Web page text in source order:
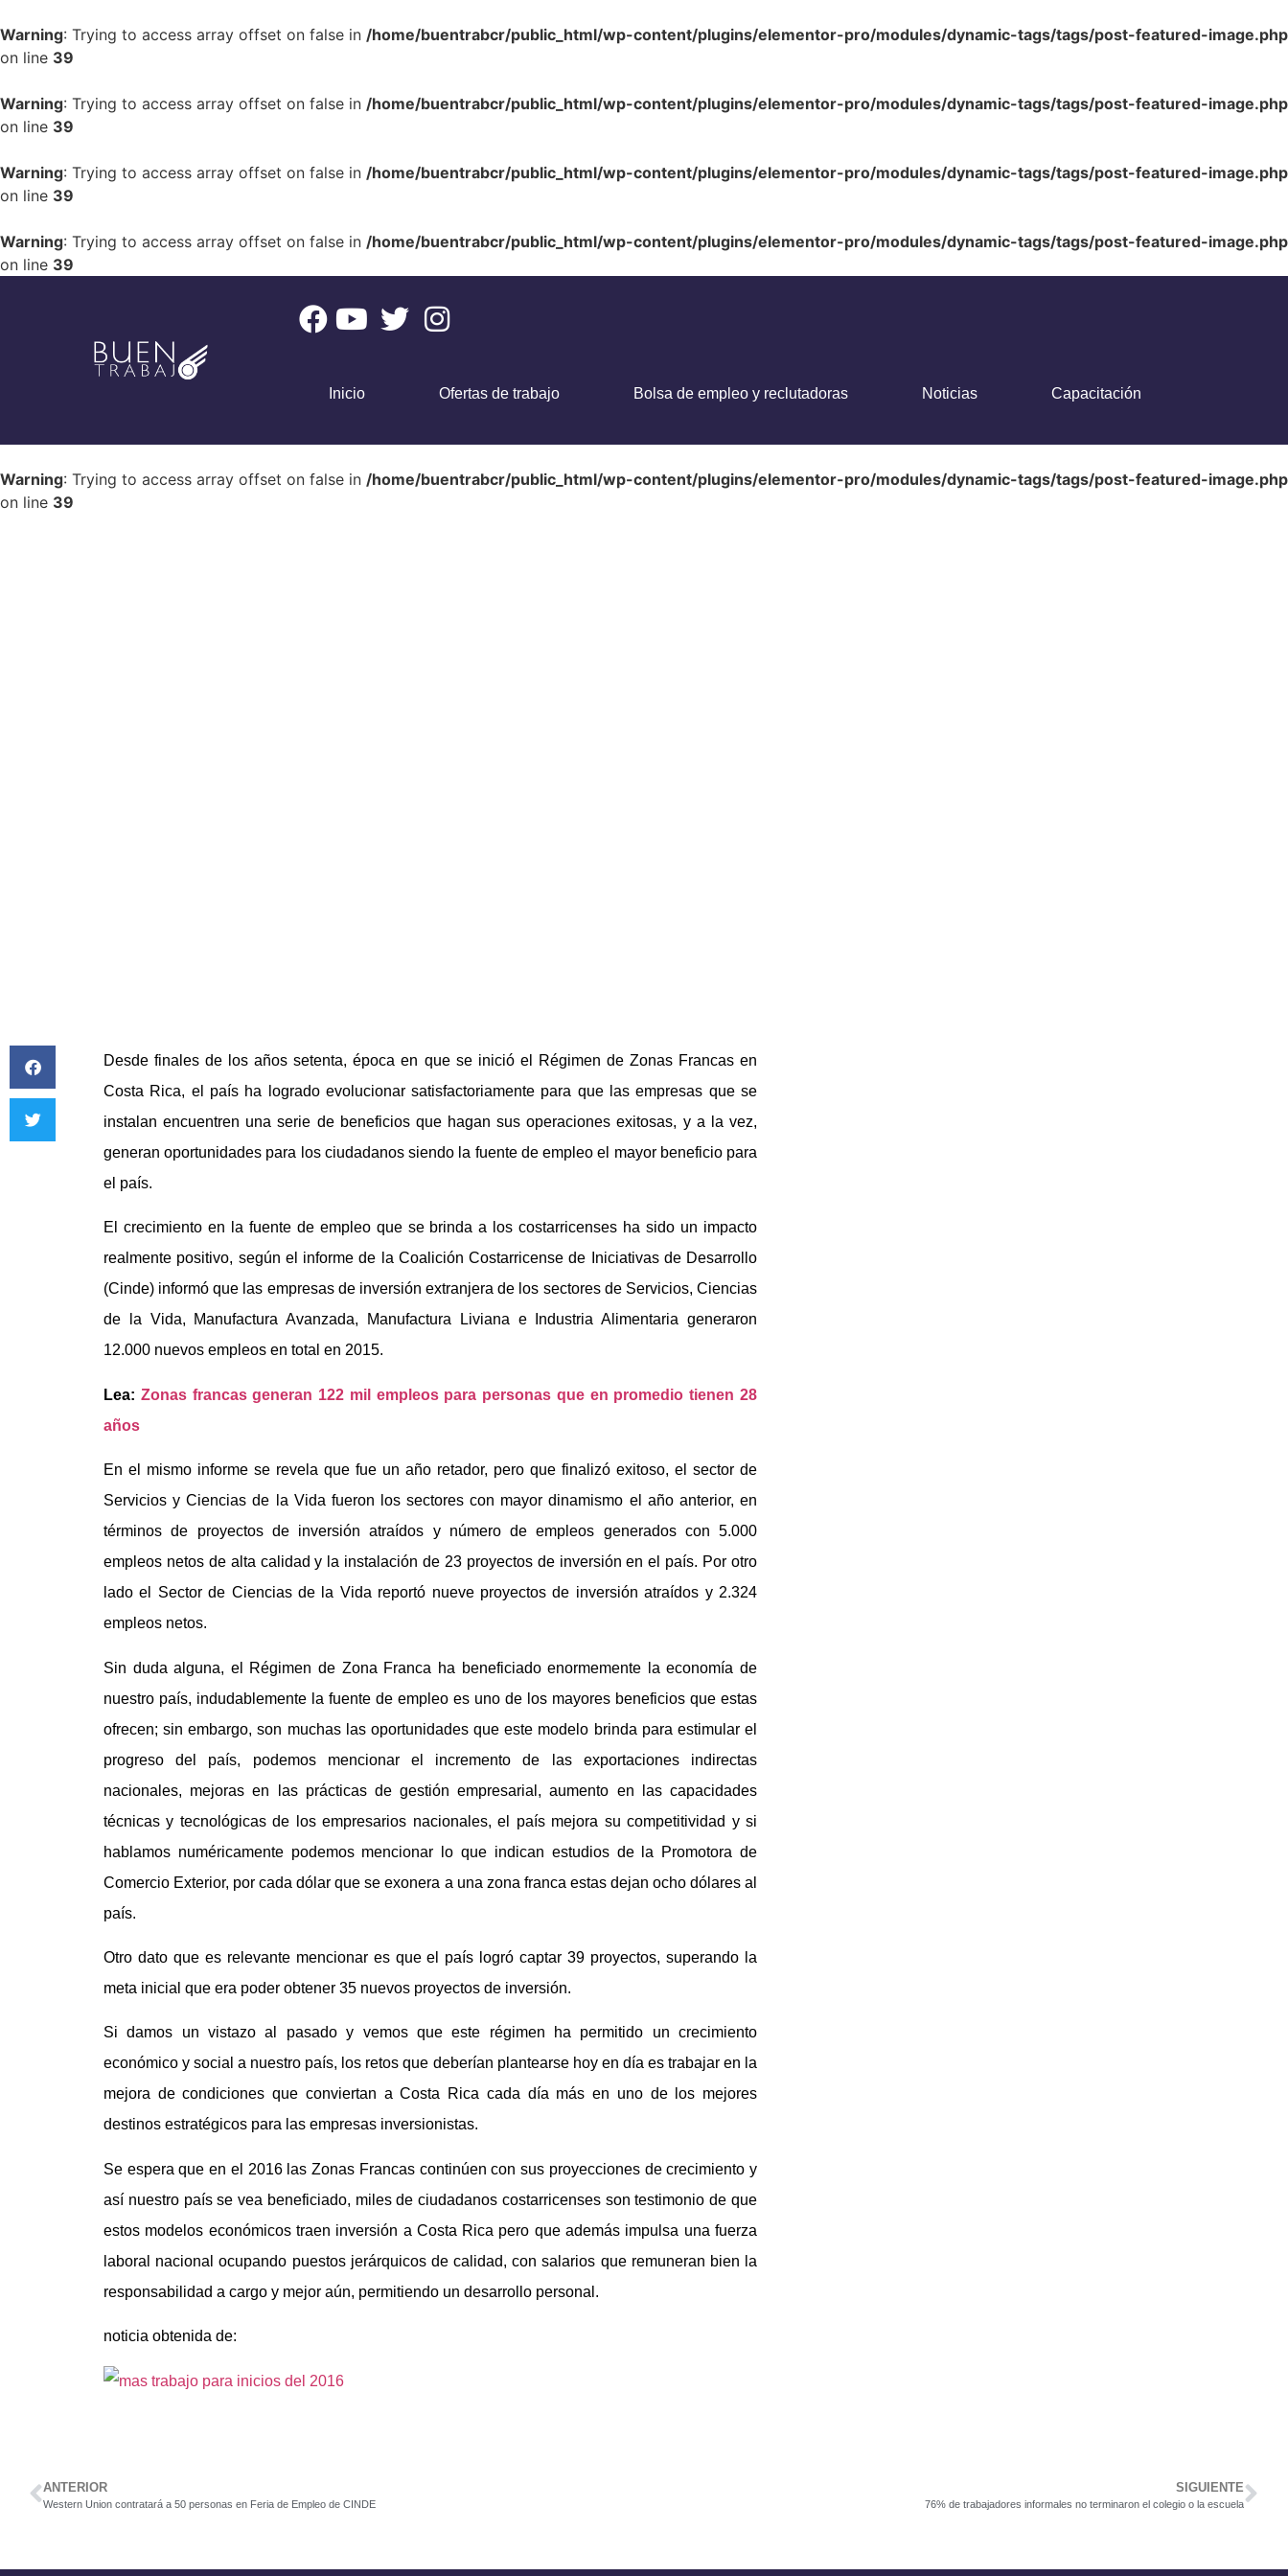
Warning: Trying to access array offset on false in /home/buentrabcr/public_html/wp-content/plugins/elementor-pro/modules/dynamic-tags/tags/post-featured-image.php
on line 39
Warning: Trying to access array offset on false in /home/buentrabcr/public_html/wp-content/plugins/elementor-pro/modules/dynamic-tags/tags/post-featured-image.php
on line 39
Warning: Trying to access array offset on false in /home/buentrabcr/public_html/wp-content/plugins/elementor-pro/modules/dynamic-tags/tags/post-featured-image.php
on line 39
Warning: Trying to access array offset on false in /home/buentrabcr/public_html/wp-content/plugins/elementor-pro/modules/dynamic-tags/tags/post-featured-image.php
on line 39
Inicio Ofertas de trabajo Bolsa de empleo y reclutadoras Noticias Capacitación
Warning: Trying to access array offset on false in /home/buentrabcr/public_html/wp-content/plugins/elementor-pro/modules/dynamic-tags/tags/post-featured-image.php
on line 39
Desde finales de los años setenta, época en que se inició el Régimen de Zonas Francas en
Costa Rica, el país ha logrado evolucionar satisfactoriamente para que las empresas que se
instalan encuentren una serie de beneficios que hagan sus operaciones exitosas, y a la vez,
generan oportunidades para los ciudadanos siendo la fuente de empleo el mayor beneficio para
el país.
El crecimiento en la fuente de empleo que se brinda a los costarricenses ha sido un impacto
realmente positivo, según el informe de la Coalición Costarricense de Iniciativas de Desarrollo
(Cinde) informó que las empresas de inversión extranjera de los sectores de Servicios, Ciencias
de la Vida, Manufactura Avanzada, Manufactura Liviana e Industria Alimentaria generaron
12.000 nuevos empleos en total en 2015.
Lea: Zonas francas generan 122 mil empleos para personas que en promedio tienen 28
años
En el mismo informe se revela que fue un año retador, pero que finalizó exitoso, el sector de
Servicios y Ciencias de la Vida fueron los sectores con mayor dinamismo el año anterior, en
términos de proyectos de inversión atraídos y número de empleos generados con 5.000
empleos netos de alta calidad y la instalación de 23 proyectos de inversión en el país. Por otro
lado el Sector de Ciencias de la Vida reportó nueve proyectos de inversión atraídos y 2.324
empleos netos.
Sin duda alguna, el Régimen de Zona Franca ha beneficiado enormemente la economía de
nuestro país, indudablemente la fuente de empleo es uno de los mayores beneficios que estas
ofrecen; sin embargo, son muchas las oportunidades que este modelo brinda para estimular el
progreso del país, podemos mencionar el incremento de las exportaciones indirectas
nacionales, mejoras en las prácticas de gestión empresarial, aumento en las capacidades
técnicas y tecnológicas de los empresarios nacionales, el país mejora su competitividad y si
hablamos numéricamente podemos mencionar lo que indican estudios de la Promotora de
Comercio Exterior, por cada dólar que se exonera a una zona franca estas dejan ocho dólares al
país.
Otro dato que es relevante mencionar es que el país logró captar 39 proyectos, superando la
meta inicial que era poder obtener 35 nuevos proyectos de inversión.
Si damos un vistazo al pasado y vemos que este régimen ha permitido un crecimiento
económico y social a nuestro país, los retos que deberían plantearse hoy en día es trabajar en la
mejora de condiciones que conviertan a Costa Rica cada día más en uno de los mejores
destinos estratégicos para las empresas inversionistas.
Se espera que en el 2016 las Zonas Francas continúen con sus proyecciones de crecimiento y
así nuestro país se vea beneficiado, miles de ciudadanos costarricenses son testimonio de que
estos modelos económicos traen inversión a Costa Rica pero que además impulsa una fuerza
laboral nacional ocupando puestos jerárquicos de calidad, con salarios que remuneran bien la
responsabilidad a cargo y mejor aún, permitiendo un desarrollo personal.
noticia obtenida de:
ANTERIOR
Western Union contratará a 50 personas en Feria de Empleo de CINDE
SIGUIENTE
76% de trabajadores informales no terminaron el colegio o la escuela